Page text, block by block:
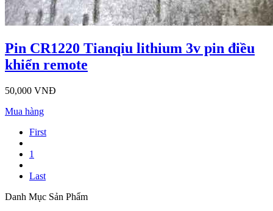
Pin CR1220 Tianqiu lithium 3v pin điều
khiển remote
50,000 VNĐ
Mua hàng
First
1
Last
Danh Mục Sản Phẩm